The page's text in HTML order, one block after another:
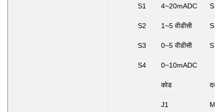
S1 4~20mADC S5
S2 1~5 वीडीसी S6
S3 0~5 वीडीसी S7
S4 0~10mADC
कोड
J1